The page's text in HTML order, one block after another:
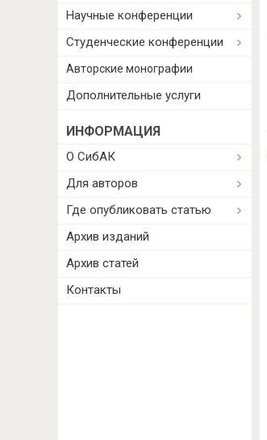
Научные конференции
Студенческие конференции
Авторские монографии
Дополнительные услуги
ИНФОРМАЦИЯ
О СибАК
Для авторов
Где опубликовать статью
Архив изданий
Архив статей
Контакты